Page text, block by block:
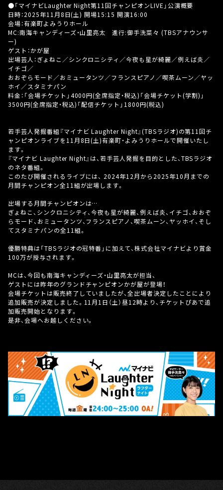
●「マイナビLaughter Night第11回チャンピオンLIVE」公演概要
日時：2025年11月8日(土) 開場15:15 開演16:00
会場：有楽町よみうりホール
MC:南海キャンディーズ・山里亮太 進行:御手洗菜々 (TBSアナウンサ
ー)
ゲスト：かが屋
出場芸人：ぎょねこ／シンクロニシティ／今夜も星が綺麗／例えば炎／
イチゴ／
おおぞらモード／おミュータンツ／フランスピアノ／喫茶ムーン／ヤッ
ホイ／スタミナパン
料金：「会場チケット」4000円(全席指定・税込)「会場チケット(学割)」
3500円(全席指定・税込)「配信チケット」1800円(税込)
若手芸人発掘番組『マイナビ Laughter Night』(TBSラジオ)の第11回チ
ャンピオンライブを11月8日(土)有楽町・よみうりホールで開催いたし
ます。
『マイナビ Laughter Night』は、若手芸人発掘を目的とした、TBSラジオ
のネタ番組。
このたび開催されるライブには、 2024年12月から2025年10月までの
月間チャンピオン全11組が出場します。
出場する月間チャンピオンは…
ぎょねこ、シンクロニシティ、今夜も星が綺麗、例えば炎、イチゴ、おおぞ
らモード、おミュータンツ、フランスピアノ、喫茶ムーン、ヤッホイ、そし
てスタミナパンの全11組。
優勝特典は「TBSラジオの冠特番」に加えて、株式会社マイナビより賞金
100万が授与されます。
MCは、今回も南海キャンディーズ・山里亮太が担当、
ゲストには昨年のグランドチャンピオンかが屋が登場！
会場チケットは販売終了していましたが、全出場者決定したことにより
追加販売が決定しました。11月1日（土）昼12時より、チケットぴあで追
加販売開始となります。
是非、会場へお越しください。